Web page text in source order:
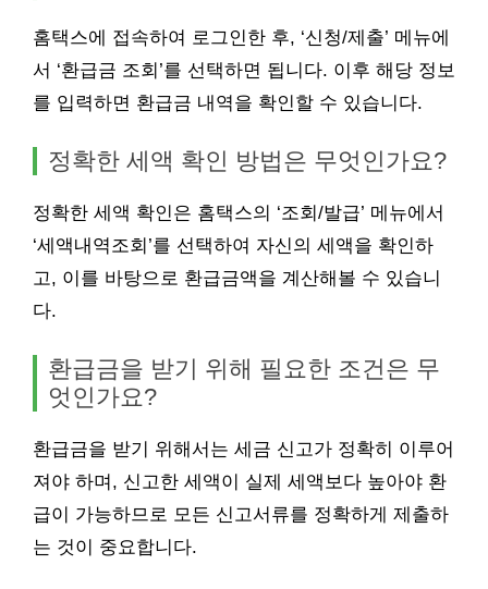
홈택스에 접속하여 로그인한 후, ‘신청/제출’ 메뉴에
서 ‘환급금 조회’를 선택하면 됩니다. 이후 해당 정보
를 입력하면 환급금 내역을 확인할 수 있습니다.
정확한 세액 확인 방법은 무엇인가요?
정확한 세액 확인은 홈택스의 ‘조회/발급’ 메뉴에서
‘세액내역조회’를 선택하여 자신의 세액을 확인하
고, 이를 바탕으로 환급금액을 계산해볼 수 있습니
다.
환급금을 받기 위해 필요한 조건은 무
엇인가요?
환급금을 받기 위해서는 세금 신고가 정확히 이루어
져야 하며, 신고한 세액이 실제 세액보다 높아야 환
급이 가능하므로 모든 신고서류를 정확하게 제출하
는 것이 중요합니다.